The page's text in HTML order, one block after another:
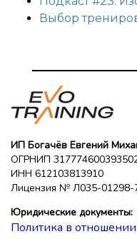
Выбор
ИП Богачёв Евгений
ОГРНИП
ИНН 612103813910
Лицензия № Л035-01298-
Юридические документы:
Политика в